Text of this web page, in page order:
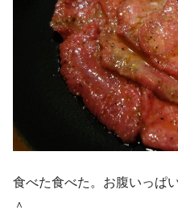
食べた食べた。お腹いっぱ
＾